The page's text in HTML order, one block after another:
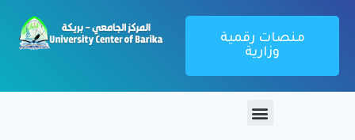
منصات رقمية
وزارية